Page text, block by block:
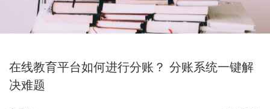
在线教育平台如何进行分账？ 分账系统一键解
决难题